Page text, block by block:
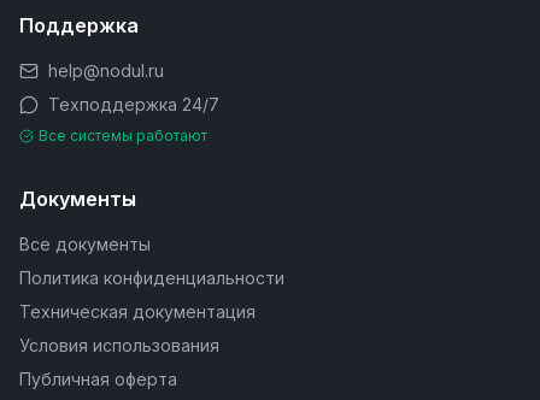
Поддержка
help@nodul.ru
Техподдержка 24/7
Все системы работают
Документы
Все документы
Политика конфиденциальности
Техническая документация
Условия использования
Публичная оферта